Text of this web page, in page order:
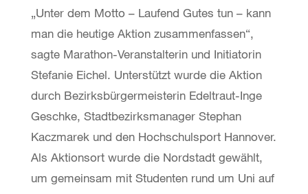
„Unter dem Motto – Laufend Gutes tun – kann
man die heutige Aktion zusammenfassen“,
sagte Marathon-Veranstalterin und Initiatorin
Stefanie Eichel. Unterstützt wurde die Aktion
durch Bezirksbürgermeisterin Edeltraut-Inge
Geschke, Stadtbezirksmanager Stephan
Kaczmarek und den Hochschulsport Hannover.
Als Aktionsort wurde die Nordstadt gewählt,
um gemeinsam mit Studenten rund um Uni auf